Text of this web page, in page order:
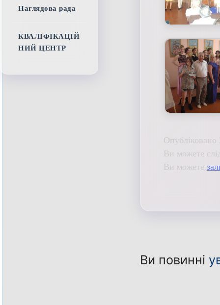
Ви можете
Ви можете
Ви повинні
Наглядова рада
КВАЛІФІКАЦІЙ
НИЙ ЦЕНТР